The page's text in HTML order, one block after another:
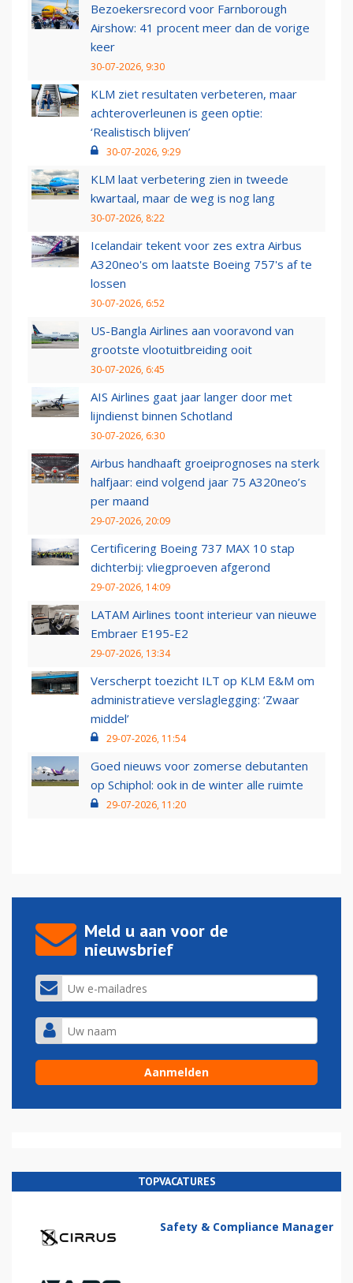
Bezoekersrecord voor Farnborough
Airshow: 41 procent meer dan de vorige
keer
30-07-2026, 9:30
KLM ziet resultaten verbeteren, maar
achteroverleunen is geen optie:
‘Realistisch blijven’
30-07-2026, 9:29
KLM laat verbetering zien in tweede
kwartaal, maar de weg is nog lang
30-07-2026, 8:22
Icelandair tekent voor zes extra Airbus
A320neo's om laatste Boeing 757's af te
lossen
30-07-2026, 6:52
US-Bangla Airlines aan vooravond van
grootste vlootuitbreiding ooit
30-07-2026, 6:45
AIS Airlines gaat jaar langer door met
lijndienst binnen Schotland
30-07-2026, 6:30
Airbus handhaaft groeiprognoses na sterk
halfjaar: eind volgend jaar 75 A320neo’s
per maand
29-07-2026, 20:09
Certificering Boeing 737 MAX 10 stap
dichterbij: vliegproeven afgerond
29-07-2026, 14:09
LATAM Airlines toont interieur van nieuwe
Embraer E195-E2
29-07-2026, 13:34
Verscherpt toezicht ILT op KLM E&M om
administratieve verslaglegging: ‘Zwaar
middel’
29-07-2026, 11:54
Goed nieuws voor zomerse debutanten
op Schiphol: ook in de winter alle ruimte
29-07-2026, 11:20
Meld u aan voor de
nieuwsbrief
TOPVACATURES
Safety & Compliance Manager